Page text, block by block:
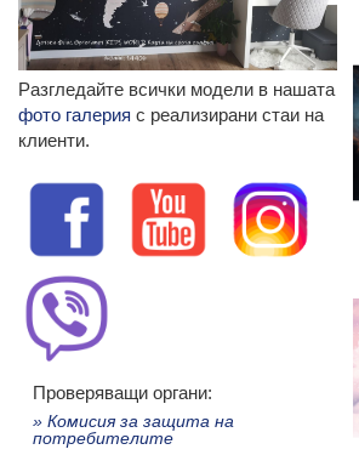
Разгледайте всички модели в нашата
фото галерия с реализирани стаи на
клиенти.
Проверяващи органи:
» Комисия за защита на
потребителите